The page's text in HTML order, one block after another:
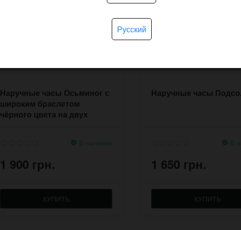
Наручные часы Осьминог с
широким браслетом
чёрного цвета на двух
В наличии
1 900 грн.
КУПИТЬ
Наручные часы
В
1 650 грн.
КУПИТЬ
Русский